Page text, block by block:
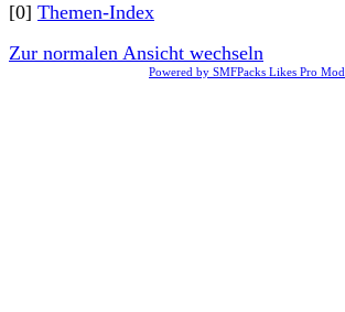
[0] Themen-Index
Zur normalen Ansicht wechseln
Powered by SMFPacks Likes Pro Mod